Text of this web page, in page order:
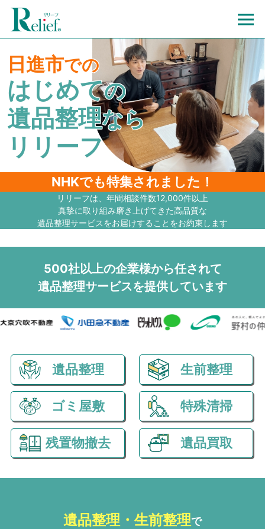
日進市での
はじめての
遺品整理なら
リリーフ
NHKでも特集されました！
リリーフは、年間相談件数12,000件以上
真摯に取り組み磨き上げてきた高品質な
遺品整理サービスをお届けすることをお約束します
500社以上の企業様から任されて
遺品整理サービスを提供しています
遺品整理 生前整理
ゴミ屋敷 特殊清掃
残置物撤去 遺品買取
遺品整理・生前整理で